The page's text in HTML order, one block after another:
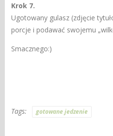
Krok 7.
Ugotowany gulasz (zdjęcie
porcje i podawać swojemu
Smacznego:)
Tags: gotowane jedzenie